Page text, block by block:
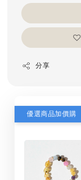
分享
優選商品加價購